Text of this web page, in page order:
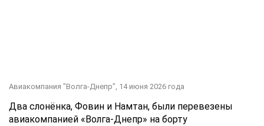
Авиакомпания "Волга-Днепр", 14 июня 2026 года
Два слонёнка, Фовин и Намтан, были перевезены
авиакомпанией «Волга-Днепр» на борту